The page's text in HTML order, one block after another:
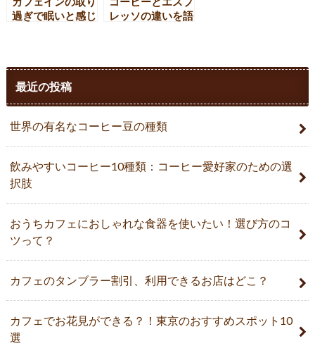
過ぎで眠いと感じ
レッソの違いを語
最近の投稿
世界の有名なコーヒー豆の種類
飲みやすいコーヒー10種類：コーヒー愛好家のための選
択肢
おうちカフェにおしゃれな食器を使いたい！選び方のコ
ツって？
カフェのタンブラー割引、利用できるお店はどこ？
カフェでお花見ができる？！東京のおすすめスポット10
選